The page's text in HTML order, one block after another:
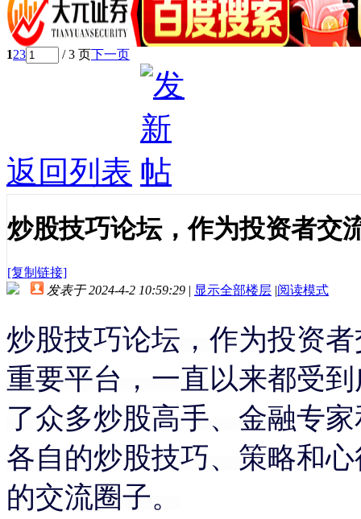
123 / 3 页下一页
返回列表
炒股技巧论坛，作为投资者交
[复制链接]
发表于 2024-4-2 10:59:29 | 显示全部楼层 |阅读模式
炒股技巧论坛，作为投资
重要平台，一直以来都受
了众多炒股高手、金融专
各自的炒股技巧、策略和
的交流圈子。